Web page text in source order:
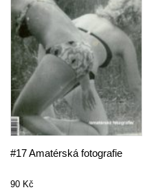
#17 Amatérská fotografie
90 Kč